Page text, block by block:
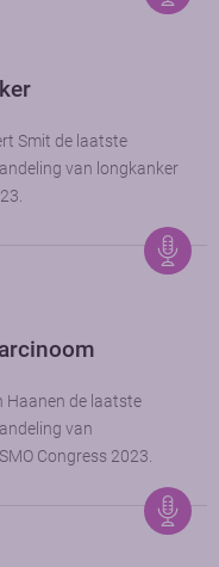
Smit de laatste
van longkanker
Haanen de laatste
van
Congress 2023.